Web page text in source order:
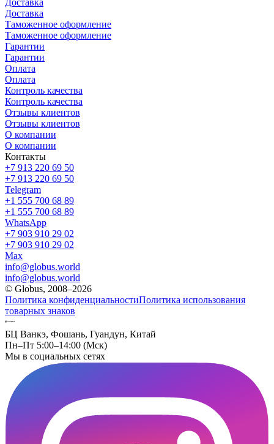
Доставка
Доставка
Таможенное оформление
Таможенное оформление
Гарантии
Гарантии
Оплата
Оплата
Контроль качества
Контроль качества
Отзывы клиентов
Отзывы клиентов
О компании
О компании
Контакты
+7 913 220 69 50
+7 913 220 69 50
Telegram
+1 555 700 68 89
+1 555 700 68 89
WhatsApp
+7 903 910 29 02
+7 903 910 29 02
Max
info@globus.world
info@globus.world
© Globus, 2008–2026
Политика конфиденциальностиПолитика использования
товарных знаков
БЦ Ванкэ, Фошань, Гуандун, Китай
Пн–Пт 5:00–14:00 (Мск)
Мы в социальных сетях